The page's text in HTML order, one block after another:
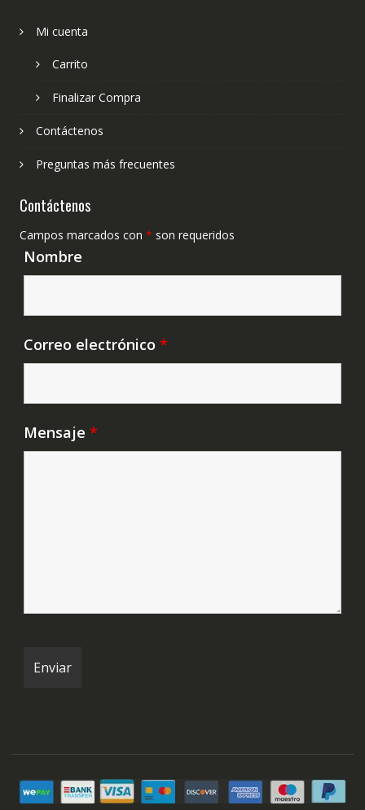
Mi cuenta
Carrito
Finalizar Compra
Contáctenos
Preguntas más frecuentes
Contáctenos
Campos marcados con * son requeridos
Nombre
Correo electrónico *
Mensaje *